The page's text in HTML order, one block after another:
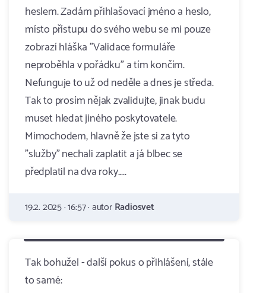
heslem. Zadám přihlašovací jméno a heslo,
místo přístupu do svého webu se mi pouze
zobrazí hláška "Validace formuláře
neproběhla v pořádku" a tím končím.
Nefunguje to už od neděle a dnes je středa.
Tak to prosím nějak zvalidujte, jinak budu
muset hledat jiného poskytovatele.
Mimochodem, hlavně že jste si za tyto
"služby" nechali zaplatit a já blbec se
předplatil na dva roky.....
19.2. 2025 · 16:57 · autorRadiosvet
Tak bohužel - další pokus o přihlášení, stále
to samé: